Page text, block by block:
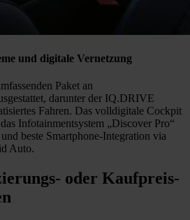
und digitale Vernetzung
Paket an
darunter der IQ.DRIVE
Fahren. Das volldigitale Cockpit
Infotainmentsystem „Discover Pro“
beste Smartphone-Integration via
Auto.
oder Kaufpreis-